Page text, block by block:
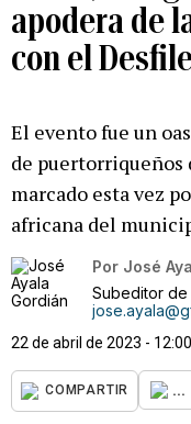
apodera de
con el
El evento fue un
de puertorriqueños
marcado esta vez
africana del
Por José
Subeditor de
22 de abril de 2023 -
COMPARTIR ...